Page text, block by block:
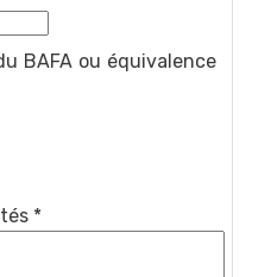
BAFA ou équivalence
*